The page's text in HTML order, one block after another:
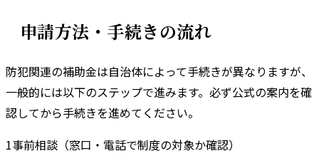
申請方法・手続きの流れ
防犯関連の補助金は自治体によって手続きが異なりますが、
一般的には以下のステップで進みます。 必ず公式の案内を確
認してから手続きを進めてください。
1事前相談（窓口・電話で制度の対象か確認）